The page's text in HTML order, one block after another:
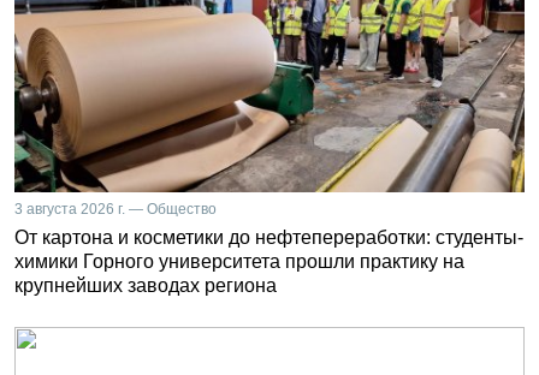
3 августа 2026 г. — Общество
От картона и косметики до нефтепереработки: студенты-
химики Горного университета прошли практику на
крупнейших заводах региона